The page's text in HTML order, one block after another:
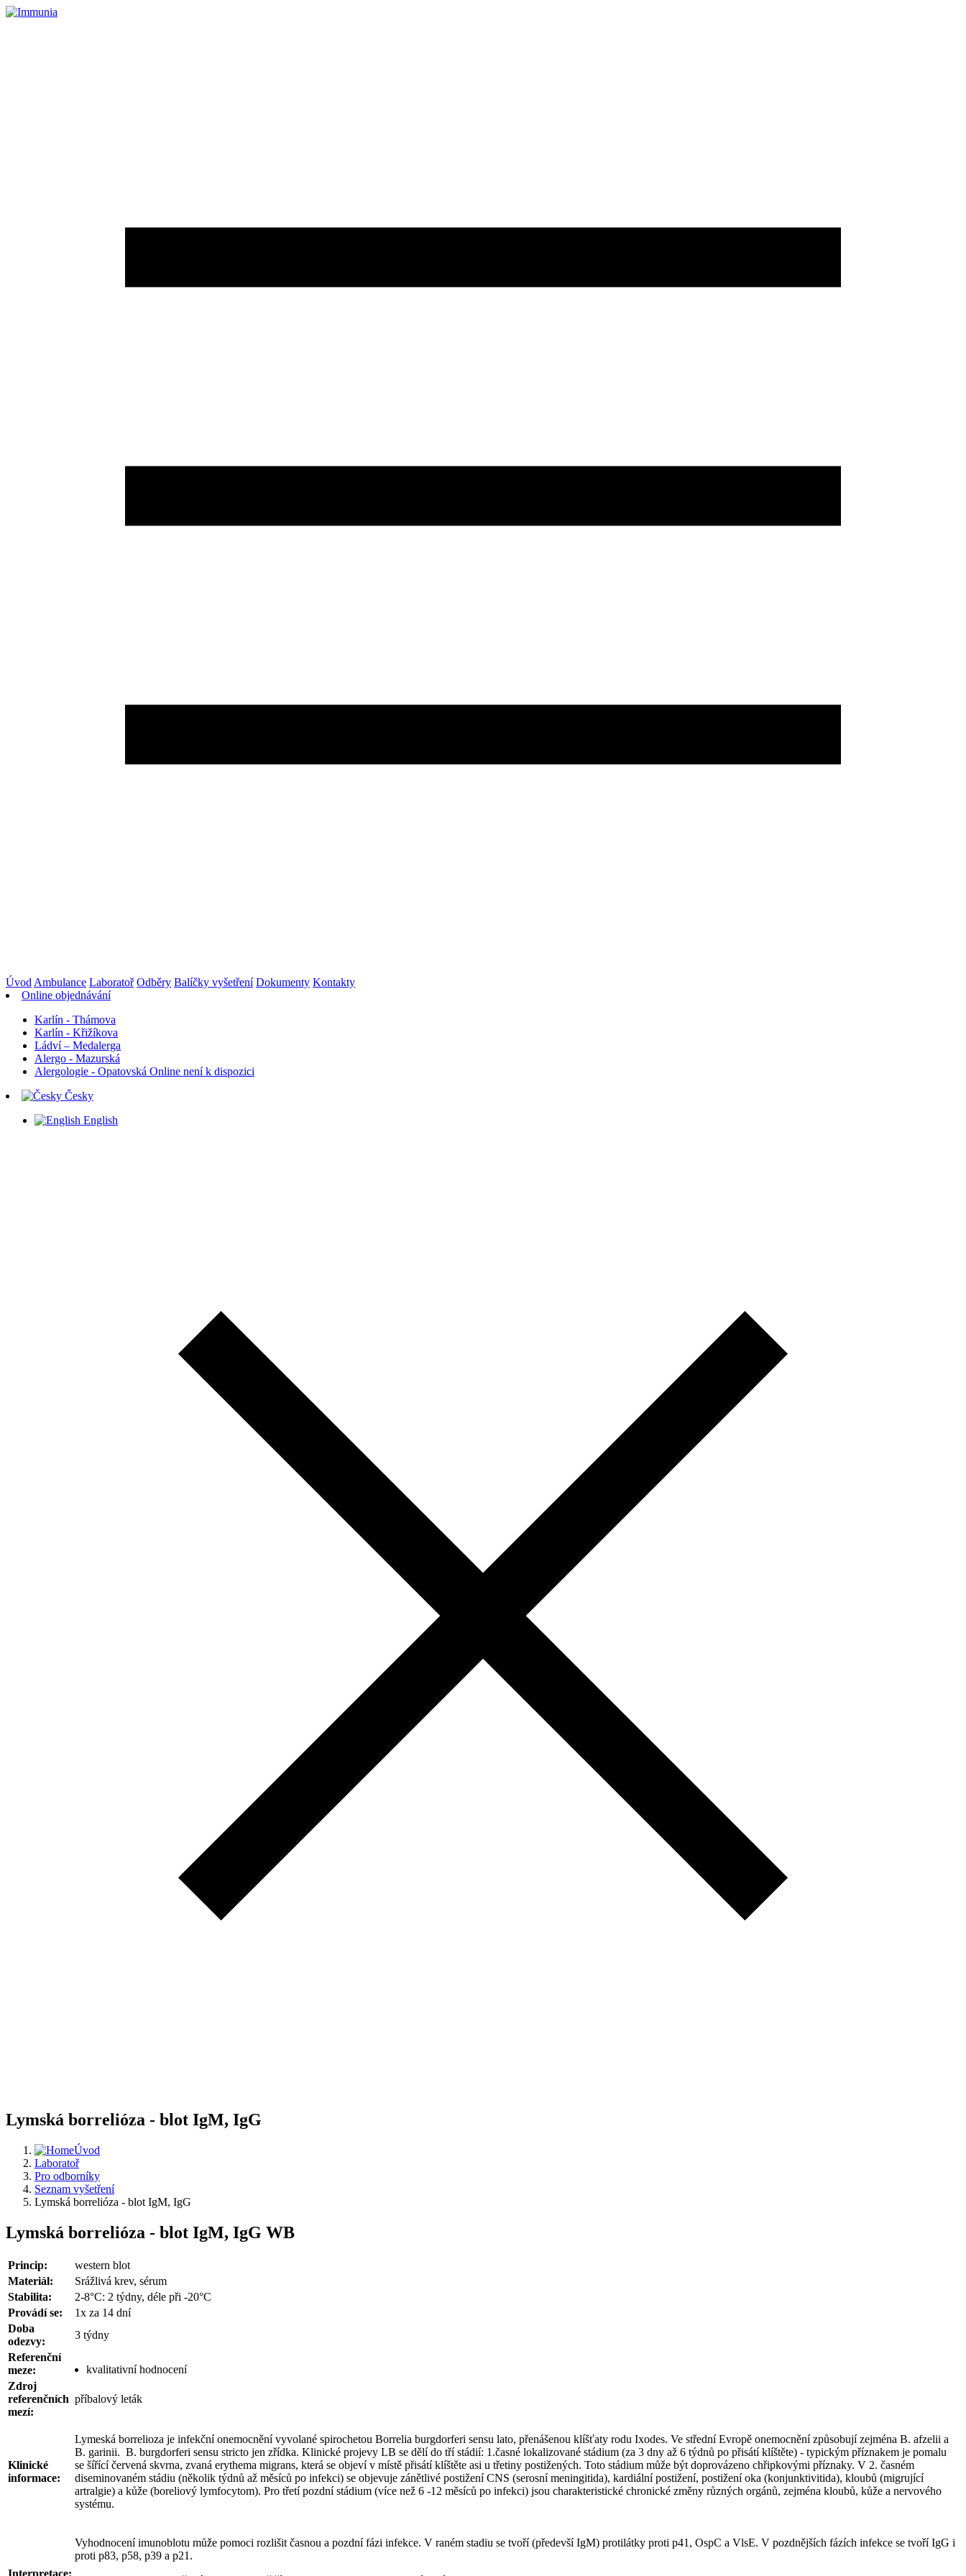
Úvod Ambulance Laboratoř Odběry Balíčky vyšetření Dokumenty Kontakty
Online objednávání
Karlín - Thámova
Karlín - Křižíkova
Ládví – Medalerga
Alergo - Mazurská
Alergologie - Opatovská Online není k dispozici
Česky
English
Lymská borrelióza - blot IgM, IgG
Úvod
Laboratoř
Pro odborníky
Seznam vyšetření
Lymská borrelióza - blot IgM, IgG
Lymská borrelióza - blot IgM, IgG WB
Princip:
western blot
Materiál:
Srážlivá krev, sérum
Stabilita:
2-8°C: 2 týdny, déle při -20°C
Provádí se:
1x za 14 dní
Doba
odezvy:
3 týdny
Referenční
meze:
kvalitativní hodnocení
Zdroj
referenčních
mezí:
příbalový leták
Klinické
informace:
Lymeská borrelioza je infekční onemocnění vyvolané spirochetou Borrelia burgdorferi sensu lato, přenášenou klíšťaty rodu Ixodes. Ve střední Evropě onemocnění způsobují zejména B. afzelii a
B. garinii. B. burgdorferi sensu stricto jen zřídka. Klinické projevy LB se dělí do tří stádií: 1.časné lokalizované stádium (za 3 dny až 6 týdnů po přisátí klíštěte) - typickým příznakem je pomalu
se šířící červená skvrna, zvaná erythema migrans, která se objeví v místě přisátí klíštěte asi u třetiny postižených. Toto stádium může být doprovázeno chřipkovými příznaky. V 2. časném
diseminovaném stádiu (několik týdnů až měsíců po infekci) se objevuje zánětlivé postižení CNS (serosní meningitida), kardiální postižení, postižení oka (konjunktivitida), kloubů (migrující
artralgie) a kůže (boreliový lymfocytom). Pro třetí pozdní stádium (více než 6 -12 měsíců po infekci) jsou charakteristické chronické změny různých orgánů, zejména kloubů, kůže a nervového
systému.
Interpretace:
Vyhodnocení imunoblotu může pomoci rozlišit časnou a pozdní fázi infekce. V raném stadiu se tvoří (předevší IgM) protilátky proti p41, OspC a VlsE. V pozdnějších fázích infekce se tvoří IgG i
proti p83, p58, p39 a p21.